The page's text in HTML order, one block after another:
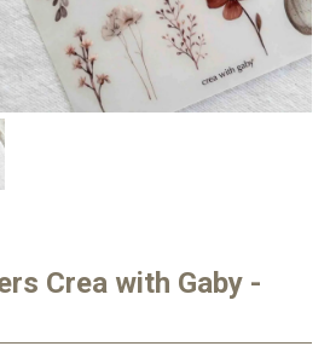
Crea with Gaby -